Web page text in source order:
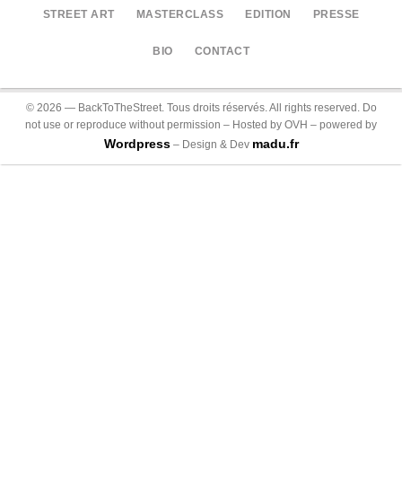
STREET ART MASTERCLASS EDITION PRESSE
BIO CONTACT
© 2026 — BackToTheStreet. Tous droits réservés. All rights reserved. Do
not use or reproduce without permission – Hosted by OVH – powered by
Wordpress– Design & Dev madu.fr